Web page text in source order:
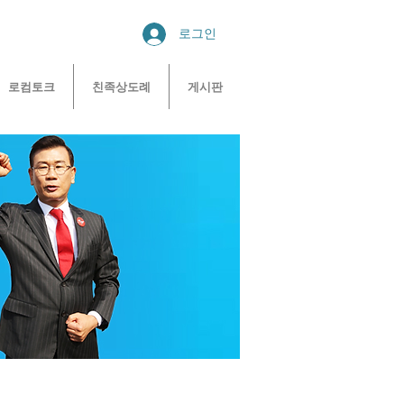
로그인
로컴토크 친족상도례 게시판